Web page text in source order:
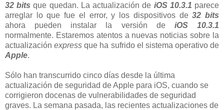
32 bits que quedan. La actualización de iOS 10.3.1 parece
arreglar lo que fue el error, y los dispositivos de32 bits
ahora pueden instalar la versión de iOS 10.3.1
normalmente. Estaremos atentos a nuevas noticias sobre la
actualizaciónexpress que ha sufrido el sistema operativo de
Apple.
Sólo han transcurrido cinco días desde la última
actualización de seguridad de Apple para iOS, cuando se
corrigieron docenas de vulnerabilidades de seguridad
graves. La semana pasada, las recientes actualizaciones de